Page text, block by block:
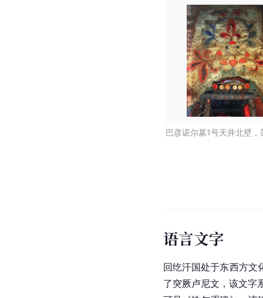
巴彦诺尔墓1号天井北壁，
语言文字
回纥汗国处于东西方文
了突厥卢尼文，该文字